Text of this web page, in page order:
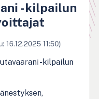
-kilpailun
16.12.2025 11:50)
-kilpailun